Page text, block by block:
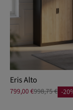
Eris Alto
799,00 €998,75 € -